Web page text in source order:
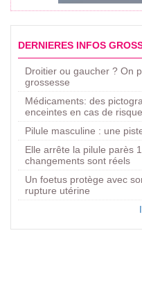
DERNIERES INFOS
Droitier ou gaucher ? On
grossesse
Médicaments: des
enceintes en cas de
Pilule masculine : une
Elle arrête la pilule parès
changements sont réels
Un foetus protège avec
rupture utérine